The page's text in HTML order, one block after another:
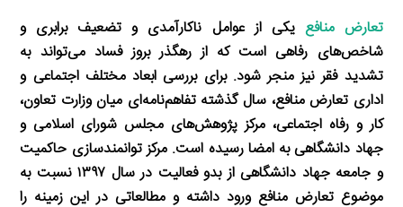
تعارض منافع یکی از عوامل ناکارآمدی و تضعیف برابری و
شاخص‌های رفاهی است که از رهگذر بروز فساد می‌تواند به
تشدید فقر نیز منجر شود. برای بررسی ابعاد مختلف اجتماعی و
اداری تعارض منافع، سال گذشته تفاهم‌نامه‌ای میان وزارت تعاون،
کار و رفاه اجتماعی، مرکز پژوهش‌های مجلس شورای اسلامی و
جهاد دانشگاهی به امضا رسیده است. مرکز توانمندسازی حاکمیت
و جامعه جهاد دانشگاهی از بدو فعالیت در سال ۱۳۹۷ نسبت به
موضوع تعارض منافع ورود داشته و مطالعاتی در این زمینه را